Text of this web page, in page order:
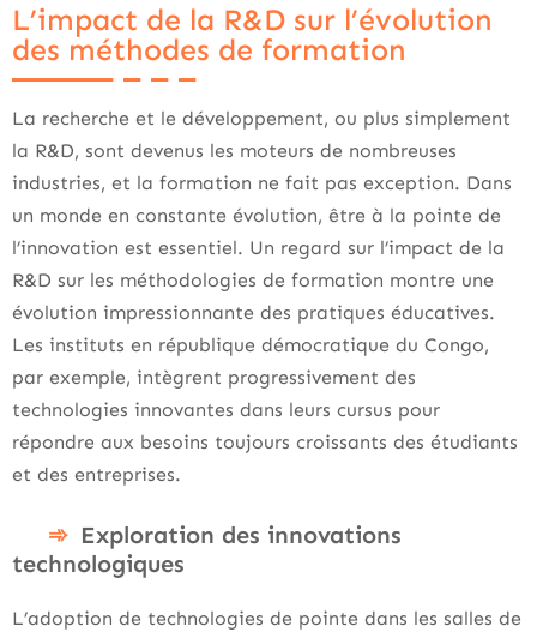
L’impact de la R&D sur l’évolution
des méthodes de formation
La recherche et le développement, ou plus simplement
la R&D, sont devenus les moteurs de nombreuses
industries, et la formation ne fait pas exception. Dans
un monde en constante évolution, être à la pointe de
l’innovation est essentiel. Un regard sur l’impact de la
R&D sur les méthodologies de formation montre une
évolution impressionnante des pratiques éducatives.
Les instituts en république démocratique du Congo,
par exemple, intègrent progressivement des
technologies innovantes dans leurs cursus pour
répondre aux besoins toujours croissants des étudiants
et des entreprises.
Exploration des innovations
technologiques
L’adoption de technologies de pointe dans les salles de